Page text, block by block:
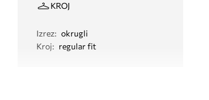
KROJ
Izrez: okrugli
Kroj: regular fit